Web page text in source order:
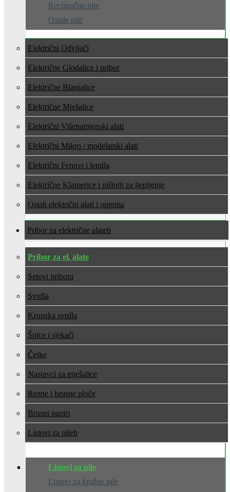
Recipročne pile
Ostale pile
Električni Odvijači
Električne Glodalice i pribor
Električne Blanjalice
Električne Mješalice
Električni Višenamjenski alati
Električni Mikro / modelarski alati
Električni Fenovi i lemila
Električne Klamerice i pištolji za ljepljenje
Ostali električni alati i oprema
Pribor za električne alate
Pribor za el. alate
Setovi pribora
Svrdla
Krunska svrdla
Špice i sjekači
Četke
Nastavci za mješalice
Rezne i brusne ploče
Brusni papiri
Listovi za pile
Listovi za pile
Listovi za kružne pile